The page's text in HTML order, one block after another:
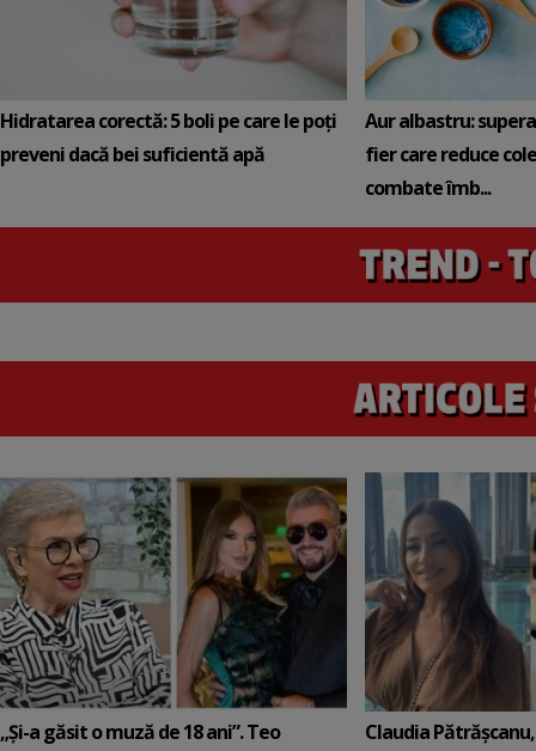
Hidratarea corectă: 5 boli pe care le poți
preveni dacă bei suficientă apă
Aur albastru:
fier care reduce
combate îmb...
„Și-a găsit o muză de 18 ani”. Teo
Claudia